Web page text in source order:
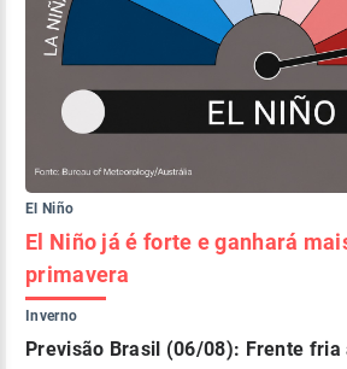
El Niño
El Niño já é forte e ganhará
primavera
Inverno
Previsão Brasil (06/08): Frente fria